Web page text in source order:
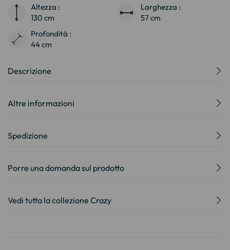
Altezza :
130 cm
Larghezza :
57 cm
Profondità :
44 cm
Descrizione
Altre informazioni
Spedizione
Porre una domanda sul prodotto
Vedi tutta la collezione Crazy